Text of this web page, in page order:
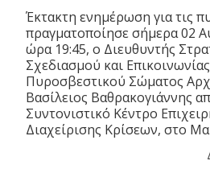
Έκτακτη ενημέρωση για τις
πραγματοποίησε σήμερα 02
ώρα 19:45, ο Διευθυντής
Σχεδιασμού και
Πυροσβεστικού Σώματος
Βασίλειος Βαθρακογιάννης
Συντονιστικό Κέντρο
Διαχείρισης Κρίσεων, στο